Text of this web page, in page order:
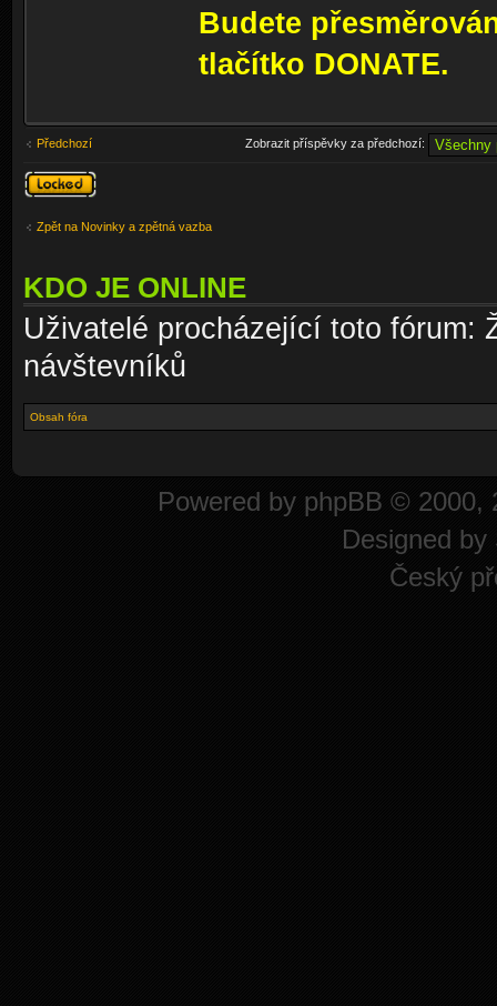
Budete
tlačítko DONATE.
Předchozí Zobrazit příspěvky za předchozí:
Téma
uzamknuto
Zpět na Novinky a zpětná vazba
KDO JE ONLINE
Uživatelé procházející toto fórum:
návštevníků
Obsah fóra
Powered by phpBB © 2000,
Designed by
Český